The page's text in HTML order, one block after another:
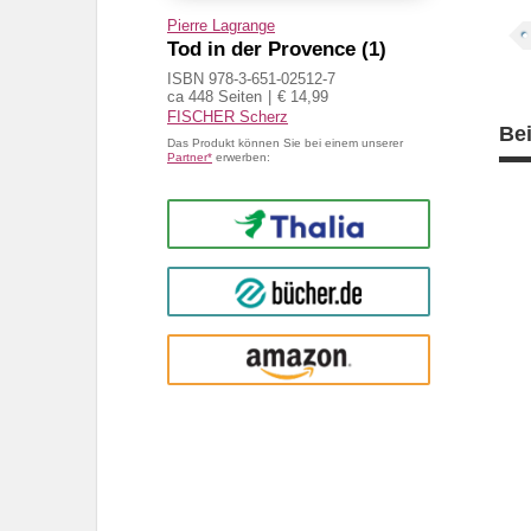
Pierre Lagrange
Tod in der Provence (1)
ISBN 978-3-651-02512-7
ca 448 Seiten
€ 14,99
FISCHER Scherz
Das Produkt können Sie bei einem unserer
Partner* erwerben:
Thalia
buecher.de
Amazon